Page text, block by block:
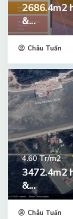
2686.4m2
&...
Châu Tuấn
4.60Tr/m2
3472.4m2
&...
Châu Tuấn